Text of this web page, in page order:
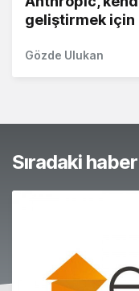
geliştirmek için
Gözde Ulukan
Sıradaki haber